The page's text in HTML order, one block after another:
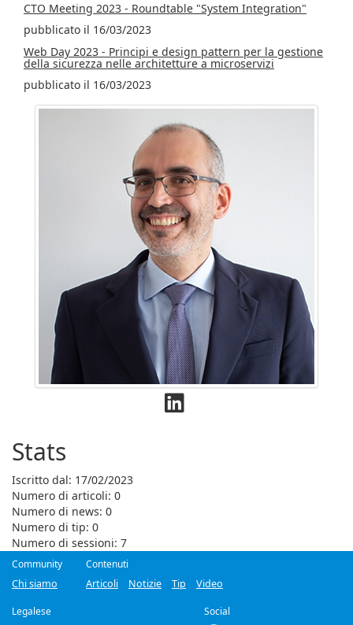
CTO Meeting 2023 - Roundtable "System Integration"
pubblicato il 16/03/2023
Web Day 2023 - Principi e design pattern per la gestione
della sicurezza nelle architetture a microservizi
pubblicato il 16/03/2023
Stats
Iscritto dal: 17/02/2023
Numero di articoli: 0
Numero di news: 0
Numero di tip: 0
Numero di sessioni: 7
Community
Chi siamo
Contenuti
Articoli
Notizie Tip Video
Legalese
Social